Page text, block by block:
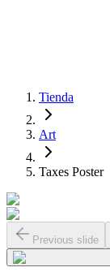
Tienda
Art
Taxes Poster
Previous slide